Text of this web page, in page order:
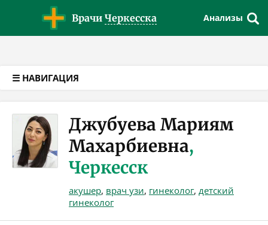
Врачи Черкесска Анализы
☰ НАВИГАЦИЯ
Джубуева Мариям
Махарбиевна,
Черкесск
акушер, врач узи, гинеколог, детский
гинеколог